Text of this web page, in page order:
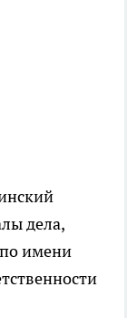
дела,
имени